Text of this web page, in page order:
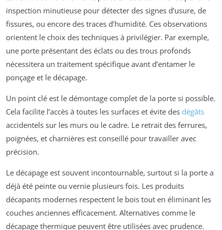
inspection minutieuse pour détecter des signes d’usure, de
fissures, ou encore des traces d’humidité. Ces observations
orientent le choix des techniques à privilégier. Par exemple,
une porte présentant des éclats ou des trous profonds
nécessitera un traitement spécifique avant d’entamer le
ponçage et le décapage.
Un point clé est le démontage complet de la porte si possible.
Cela facilite l’accès à toutes les surfaces et évite des dégâts
accidentels sur les murs ou le cadre. Le retrait des ferrures,
poignées, et charnières est conseillé pour travailler avec
précision.
Le décapage est souvent incontournable, surtout si la porte a
déjà été peinte ou vernie plusieurs fois. Les produits
décapants modernes respectent le bois tout en éliminant les
couches anciennes efficacement. Alternatives comme le
décapage thermique peuvent être utilisées avec prudence.